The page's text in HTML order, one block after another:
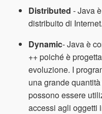
Distributed - Java
distribuito di Internet.
Dynamic- Java è
++ poiché è
evoluzione. I
una grande
possono essere
accessi agli oggetti